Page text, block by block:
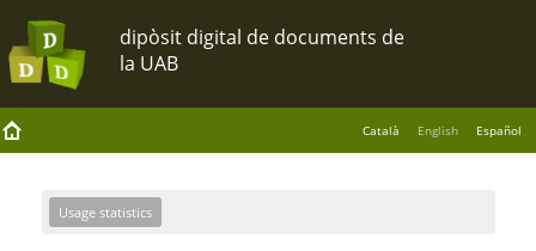
Català English Español
Usage statistics